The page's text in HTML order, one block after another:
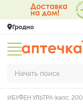
Гродно
Начать поиск
ИБУФЕН УЛЬТРА (капс.